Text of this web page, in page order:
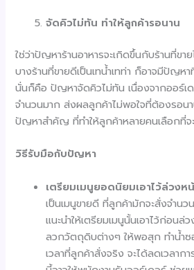
จัดคิวไม่ทัน ทำให้ลูกค้ารอนาน
ใช่ว่าปัญหาร้านอาหารจะเกิดขึ้นกับร้านที่ขา
บางร้านที่ขายดีเป็นเทน้ำเทท่า ก็อาจมีปัญห
นั่นก็คือ ปัญหาจัดคิวไม่ทัน เนื่องจากออร์เ
จำนวนมาก ส่งผลลูกค้าไม่พอใจที่ต้องรอ
ปัญหาสำคัญ ที่ทำให้ลูกค้าหลายคนเลือกที่
วิธีรับมือกับปัญหา
เตรียมเมนูยอดนิยมเอาไว้ล่วงห
เป็นเมนูขายดี ที่ลูกค้ามักจะสั่งจำนว
แนะนำให้เตรียมเมนูนั้นเอาไว้ก่อน
ลวกวัตถุดิบต่างๆ ให้พอสุก ทำน้ำซ
เวลาที่ลูกค้าสั่งจริง จะได้ลดเวลาก